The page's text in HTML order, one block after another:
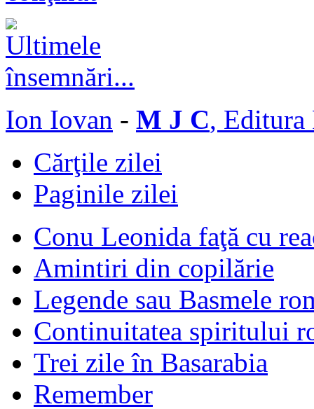
Ion Iovan - M J C, Editura
Cărţile zilei
Paginile zilei
Conu Leonida faţă cu
Amintiri din copilărie
Legende sau Basmele
Continuitatea spiritului
Trei zile în Basarabia
Remember